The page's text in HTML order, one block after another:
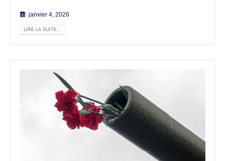
janvier 4, 2026
LIRE LA SUITE...